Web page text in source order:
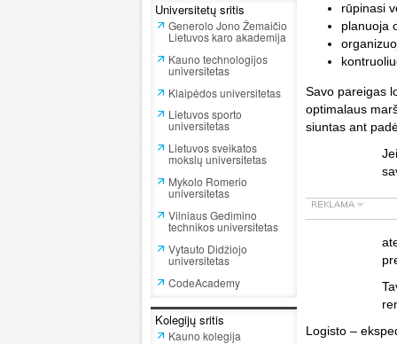
Universitetų sritis
Generolo Jono Žemaičio
Lietuvos karo akademija
Kauno technologijos
universitetas
Klaipėdos universitetas
Lietuvos sporto
universitetas
Lietuvos sveikatos
mokslų universitetas
Mykolo Romerio
universitetas
Vilniaus Gedimino
technikos universitetas
Vytauto Didžiojo
universitetas
CodeAcademy
Kolegijų sritis
Kauno kolegija
rūpinasi
planuoja
Savo pareigas
optimalaus
siuntas ant
Logisto –